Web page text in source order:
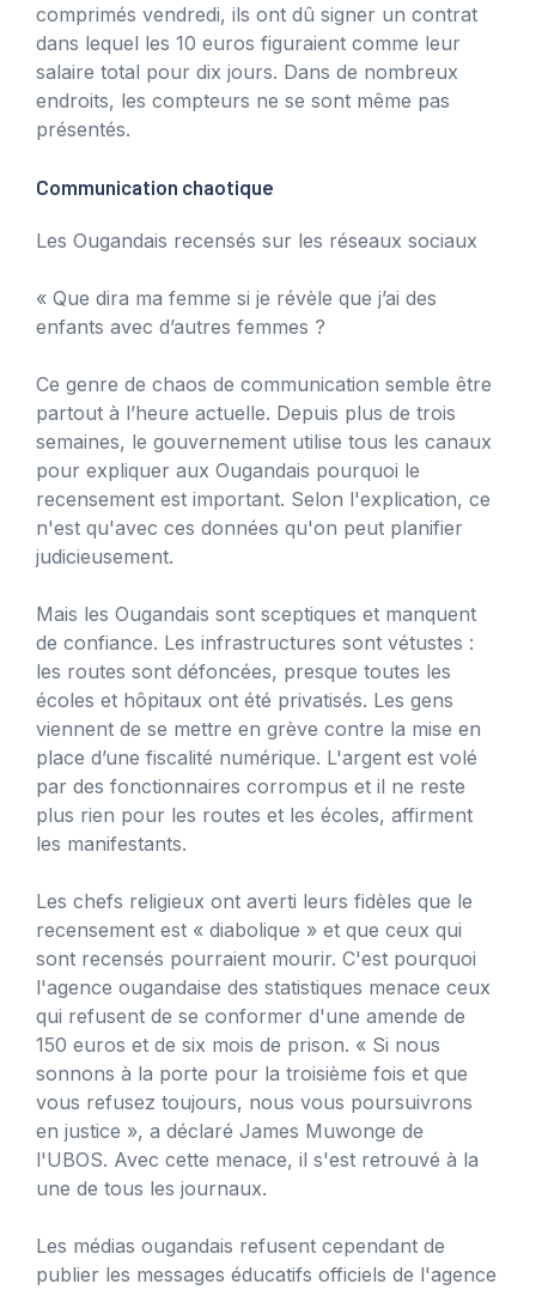
comprimés vendredi, ils ont dû signer un contrat
dans lequel les 10 euros figuraient comme leur
salaire total pour dix jours. Dans de nombreux
endroits, les compteurs ne se sont même pas
présentés.
Communication chaotique
Les Ougandais recensés sur les réseaux sociaux
« Que dira ma femme si je révèle que j’ai des
enfants avec d’autres femmes ?
Ce genre de chaos de communication semble être
partout à l’heure actuelle. Depuis plus de trois
semaines, le gouvernement utilise tous les canaux
pour expliquer aux Ougandais pourquoi le
recensement est important. Selon l'explication, ce
n'est qu'avec ces données qu'on peut planifier
judicieusement.
Mais les Ougandais sont sceptiques et manquent
de confiance. Les infrastructures sont vétustes :
les routes sont défoncées, presque toutes les
écoles et hôpitaux ont été privatisés. Les gens
viennent de se mettre en grève contre la mise en
place d’une fiscalité numérique. L'argent est volé
par des fonctionnaires corrompus et il ne reste
plus rien pour les routes et les écoles, affirment
les manifestants.
Les chefs religieux ont averti leurs fidèles que le
recensement est « diabolique » et que ceux qui
sont recensés pourraient mourir. C'est pourquoi
l'agence ougandaise des statistiques menace ceux
qui refusent de se conformer d'une amende de
150 euros et de six mois de prison. « Si nous
sonnons à la porte pour la troisième fois et que
vous refusez toujours, nous vous poursuivrons
en justice », a déclaré James Muwonge de
l'UBOS. Avec cette menace, il s'est retrouvé à la
une de tous les journaux.
Les médias ougandais refusent cependant de
publier les messages éducatifs officiels de l'agence